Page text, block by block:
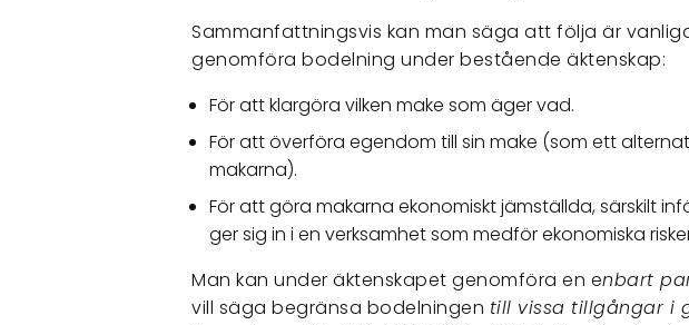
Sammanfattningsvis kan man säga att följa är
genomföra bodelning under bestående äktenskap:
För att klargöra vilken make som äger vad.
För att överföra egendom till sin make (som ett
makarna).
För att göra makarna ekonomiskt jämställda, särskilt
ger sig in i en verksamhet som medför ekonomiska
Man kan under äktenskapet genomföra en enbart
vill säga begränsa bodelningen till vissa tillgångar i